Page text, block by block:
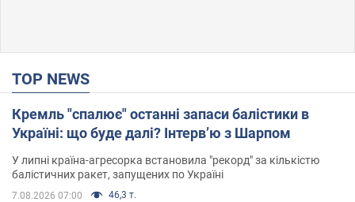
TOP NEWS
Кремль "спалює" останні запаси балістики в
Україні: що буде далі? Інтерв’ю з Шарпом
У липні країна-агресорка встановила "рекорд" за кількістю
балістичних ракет, запущених по Україні
7.08.2026 07:00 46,3 т.